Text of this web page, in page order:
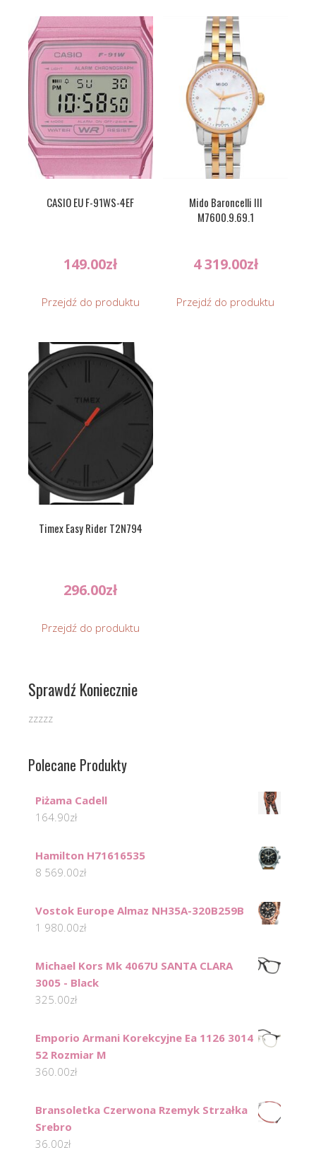
CASIO EU F-91WS-4EF
149.00zł
Przejdź do produktu
Mido Baroncelli III
M7600.9.69.1
4 319.00zł
Przejdź do produktu
Timex Easy Rider T2N794
296.00zł
Przejdź do produktu
Sprawdź Koniecznie
zzzzz
Polecane Produkty
Piżama Cadell
164.90zł
Hamilton H71616535
8 569.00zł
Vostok Europe Almaz NH35A-320B259B
1 980.00zł
Michael Kors Mk 4067U SANTA CLARA
3005 - Black
325.00zł
Emporio Armani Korekcyjne Ea 1126 3014
52 Rozmiar M
360.00zł
Bransoletka Czerwona Rzemyk Strzałka
Srebro
36.00zł